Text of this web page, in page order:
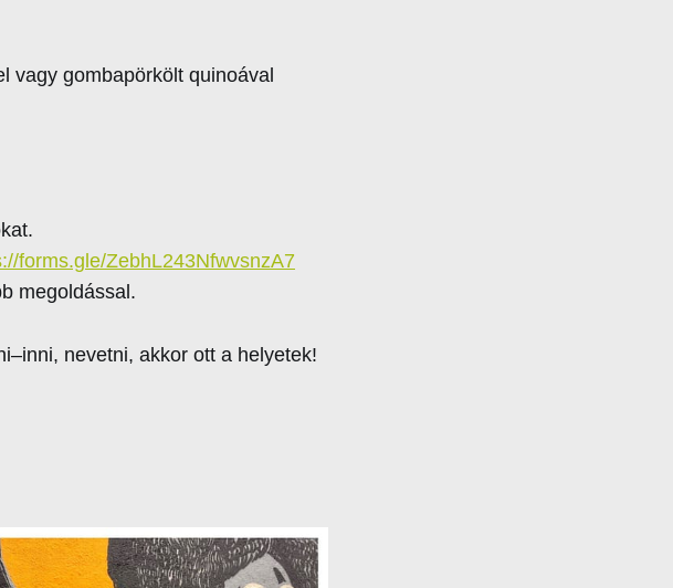
vagy gombapörkölt quinoával
forms.gle/ZebhL243NfwvsnzA7
megoldással.
nevetni, akkor ott a helyetek!